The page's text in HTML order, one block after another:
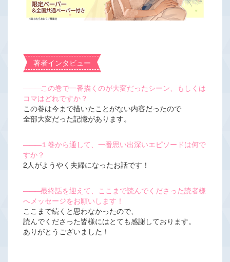
著者インタビュー
―――この巻で一番描くのが大変だったシーン、もしくは
コマはどれですか？
この巻は今まで描いたことがない内容だったので
全部大変だった記憶があります。
―――１巻から通して、一番思い出深いエピソードは何で
すか？
2人がようやく夫婦になったお話です！
―――最終話を迎えて、ここまで読んでくださった読者様
へメッセージをお願いします！
ここまで続くと思わなかったので、
読んでくださった皆様にはとても感謝しております。
ありがとうございました！